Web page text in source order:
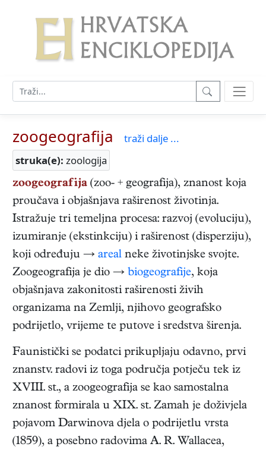
zoogeografija
traži dalje ...
struka(e): zoologija
zoogeografija (zoo- + geografija), znanost koja
proučava i objašnjava raširenost životinja.
Istražuje tri temeljna procesa: razvoj (evoluciju),
izumiranje (ekstinkciju) i raširenost (disperziju),
koji određuju → areal neke životinjske svojte.
Zoogeografija je dio → biogeografije, koja
objašnjava zakonitosti raširenosti živih
organizama na Zemlji, njihovo geografsko
podrijetlo, vrijeme te putove i sredstva širenja.
Faunistički se podatci prikupljaju odavno, prvi
znanstv. radovi iz toga područja potječu tek iz
XVIII. st., a zoogeografija se kao samostalna
znanost formirala u XIX. st. Zamah je doživjela
pojavom Darwinova djela o podrijetlu vrsta
(1859), a posebno radovima A. R. Wallacea,